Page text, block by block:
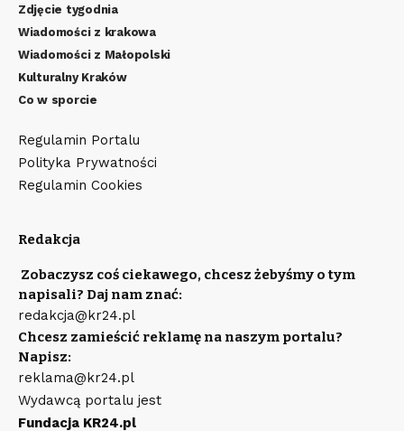
Zdjęcie tygodnia
Wiadomości z krakowa
Wiadomości z Małopolski
Kulturalny Kraków
Co w sporcie
Regulamin Portalu
Polityka Prywatności
Regulamin Cookies
Redakcja
Zobaczysz coś ciekawego, chcesz żebyśmy o tym
napisali? Daj nam znać:
redakcja@kr24.pl
Chcesz zamieścić reklamę na naszym portalu?
Napisz:
reklama@kr24.pl
Wydawcą portalu jest
Fundacja KR24.pl